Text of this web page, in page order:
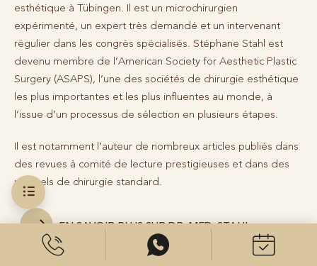
esthétique à Tübingen. Il est un microchirurgien
expérimenté, un expert très demandé et un intervenant
régulier dans les congrès spécialisés. Stéphane Stahl est
devenu membre de l’American Society for Aesthetic Plastic
Surgery (ASAPS), l’une des sociétés de chirurgie esthétique
les plus importantes et les plus influentes au monde, à
l’issue d’un processus de sélection en plusieurs étapes.
Il est notamment l’auteur de nombreux articles publiés dans
des revues à comité de lecture prestigieuses et dans des
manuels de chirurgie standard.
EN SAVOIR PLUS SUR DR. MED. STAHL